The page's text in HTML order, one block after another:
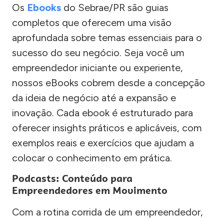
Os Ebooks do Sebrae/PR são guias
completos que oferecem uma visão
aprofundada sobre temas essenciais para o
sucesso do seu negócio. Seja você um
empreendedor iniciante ou experiente,
nossos eBooks cobrem desde a concepção
da ideia de negócio até a expansão e
inovação. Cada ebook é estruturado para
oferecer insights práticos e aplicáveis, com
exemplos reais e exercícios que ajudam a
colocar o conhecimento em prática.
Podcasts: Conteúdo para
Empreendedores em Movimento
Com a rotina corrida de um empreendedor,